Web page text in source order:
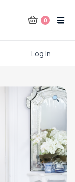
0
Log In